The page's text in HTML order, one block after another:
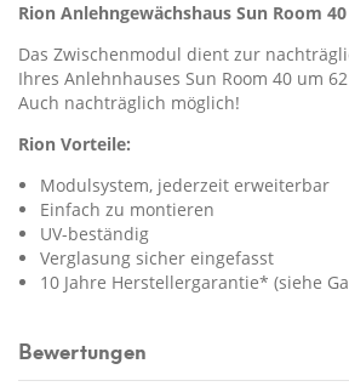
Rion Anlehngewächshaus Sun Room
Das Zwischenmodul dient zur
Ihres Anlehnhauses Sun Room 40 um
Auch nachträglich möglich!
Rion Vorteile:
Modulsystem, jederzeit erweiterbar
Einfach zu montieren
UV-beständig
Verglasung sicher eingefasst
10 Jahre Herstellergarantie* (siehe
Bewertungen